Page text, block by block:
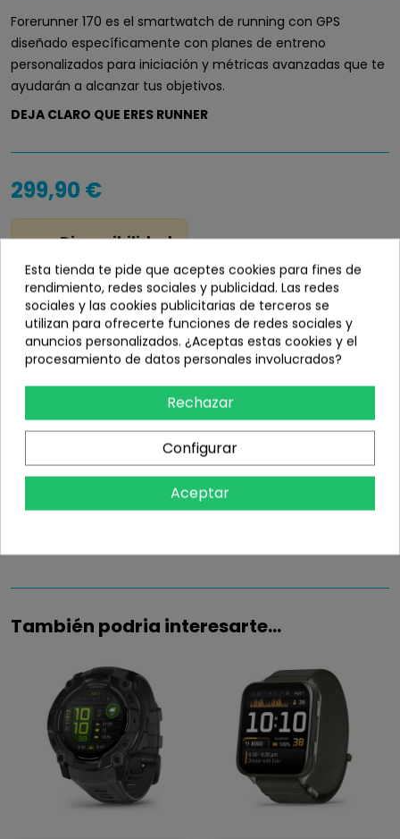
Forerunner 170 es el smartwatch de running con GPS
diseñado específicamente con planes de entreno
personalizados para iniciación y métricas avanzadas que te
ayudarán a alcanzar tus objetivos.
DEJA CLARO QUE ERES RUNNER
299,90 €
Disponibilidad
Bajo demanda
Añadir
También podria interesarte...
Esta tienda te pide que aceptes cookies para fines de
rendimiento, redes sociales y publicidad. Las redes
sociales y las cookies publicitarias de terceros se
utilizan para ofrecerte funciones de redes sociales y
anuncios personalizados. ¿Aceptas estas cookies y el
procesamiento de datos personales involucrados?
Rechazar
Configurar
Aceptar